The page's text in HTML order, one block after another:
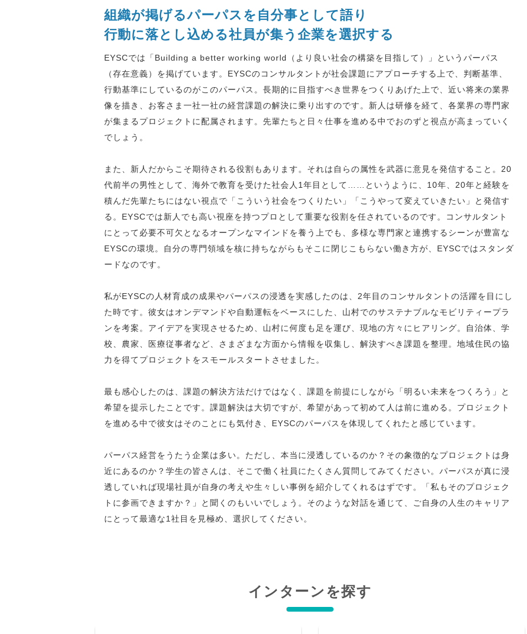
組織が掲げるパーパスを自分事として語り
行動に落とし込める社員が集う企業を選択する
EYSCでは「Building a better working world（より良い社会の構築を目指して）」というパーパス
（存在意義）を掲げています。EYSCのコンサルタントが社会課題にアプローチする上で、判断基準、
行動基準にしているのがこのパーパス。長期的に目指すべき世界をつくりあげた上で、近い将来の業界
像を描き、お客さま一社一社の経営課題の解決に乗り出すのです。新人は研修を経て、各業界の専門家
が集まるプロジェクトに配属されます。先輩たちと日々仕事を進める中でおのずと視点が高まっていく
でしょう。
また、新人だからこそ期待される役割もあります。それは自らの属性を武器に意見を発信すること。20
代前半の男性として、海外で教育を受けた社会人1年目として……というように、10年、20年と経験を
積んだ先輩たちにはない視点で「こういう社会をつくりたい」「こうやって変えていきたい」と発信す
る。EYSCでは新人でも高い視座を持つプロとして重要な役割を任されているのです。コンサルタント
にとって必要不可欠となるオープンなマインドを養う上でも、多様な専門家と連携するシーンが豊富な
EYSCの環境。自分の専門領域を核に持ちながらもそこに閉じこもらない働き方が、EYSCではスタンダ
ードなのです。
私がEYSCの人材育成の成果やパーパスの浸透を実感したのは、2年目のコンサルタントの活躍を目にし
た時です。彼女はオンデマンドや自動運転をベースにした、山村でのサステナブルなモビリティープラ
ンを考案。アイデアを実現させるため、山村に何度も足を運び、現地の方々にヒアリング。自治体、学
校、農家、医療従事者など、さまざまな方面から情報を収集し、解決すべき課題を整理。地域住民の協
力を得てプロジェクトをスモールスタートさせました。
最も感心したのは、課題の解決方法だけではなく、課題を前提にしながら「明るい未来をつくろう」と
希望を提示したことです。課題解決は大切ですが、希望があって初めて人は前に進める。プロジェクト
を進める中で彼女はそのことにも気付き、EYSCのパーパスを体現してくれたと感じています。
パーパス経営をうたう企業は多い。ただし、本当に浸透しているのか？その象徴的なプロジェクトは身
近にあるのか？学生の皆さんは、そこで働く社員にたくさん質問してみてください。パーパスが真に浸
透していれば現場社員が自身の考えや生々しい事例を紹介してくれるはずです。「私もそのプロジェク
トに参画できますか？」と聞くのもいいでしょう。そのような対話を通じて、ご自身の人生のキャリア
にとって最適な1社目を見極め、選択してください。
インターンを探す